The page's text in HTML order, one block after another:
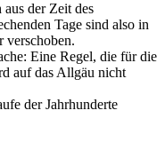
der Zeit des
Tage sind also in
verschoben.
Eine Regel, die für die
auf das Allgäu nicht
der Jahrhunderte